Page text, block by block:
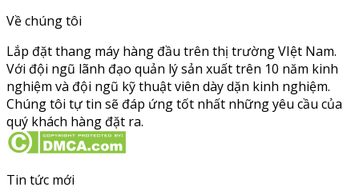
Về chúng tôi
Lắp đặt thang máy hàng đầu trên thị trường VIệt Nam.
Với đội ngũ lãnh đạo quản lý sản xuất trên 10 năm kinh
nghiệm và đội ngũ kỹ thuật viên dày dặn kinh nghiệm.
Chúng tôi tự tin sẽ đáp ứng tốt nhất những yêu cầu của
quý khách hàng đặt ra.
Tin tức mới